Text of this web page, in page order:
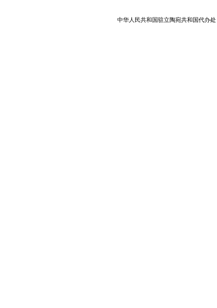
中华人民共和国驻立陶宛共和国代办处